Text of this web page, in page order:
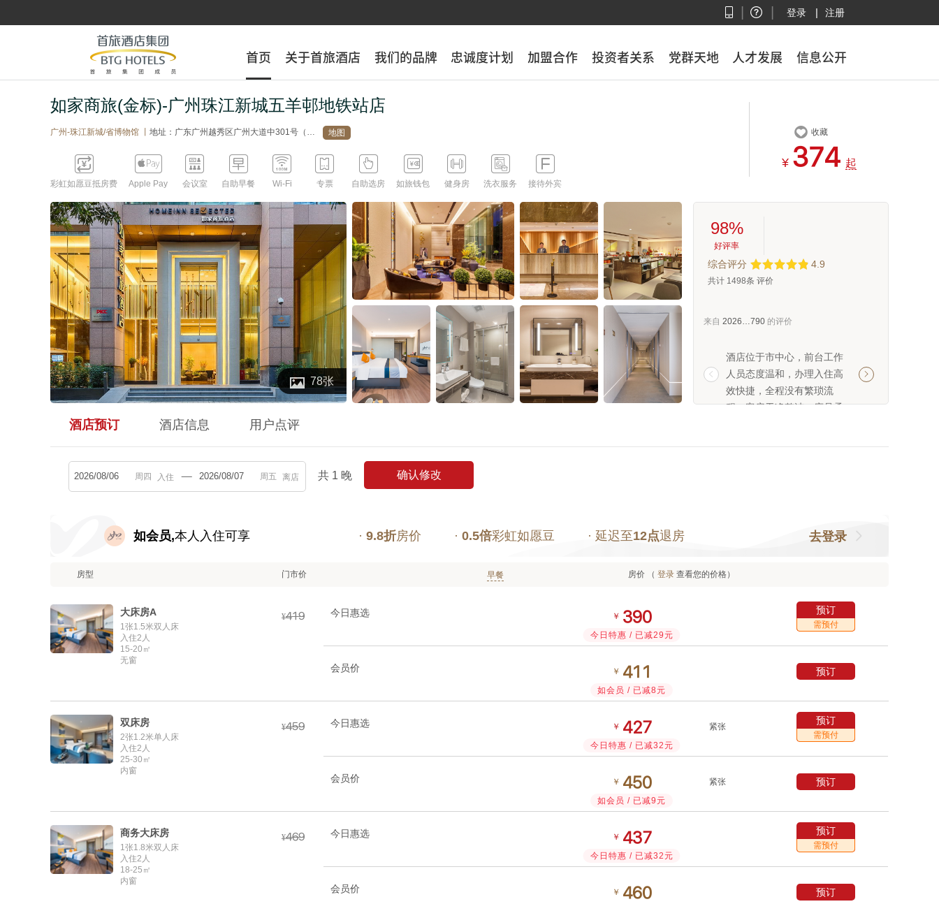
登录 | 注册
首页 关于首旅酒店 我们的品牌 忠诚度计划 加盟合作 投资者关系 党群天地 人才发展 信息公开
首页 关于首旅酒店 我们的品牌 忠诚度计划 加盟合作 投资者关系 党群天地 人才发展 信息公开
如家商旅(金标)-广州珠江新城五羊邨地铁站店
广州-珠江新城/省博物馆 丨 地址：广东广州越秀区广州大道中301号（地铁10号线杨箕东站C3出口50米） 地图

彩虹如愿豆抵房费

Apple Pay

会议室

自助早餐

Wi-Fi

专票

自助选房

如旅钱包

健身房

洗衣服务

接待外宾
 收藏
¥   起
 78张
98%
好评率
综合评分 4.9
共计 1498条 评价
来自 2026…790 的评价

酒店位于市中心，前台工作
人员态度温和，办理入住高
效快捷，全程没有繁琐流
程。客房干净整洁，床品柔
人员态度温和，办
程。客房干净整洁

酒店预订 酒店信息 用户点评
入住 离店 共 1 晚 确认修改
如会员,本人入住可享 · 9.8折房价 · 0.5倍彩虹如愿豆 · 延迟至12点退房 去登录
房型 门市价 早餐 房价 （ 登录 查看您的价格）
大床房A
1张1.5米双人床
入住2人
15-20㎡
无窗
¥ 今日惠选 ￥ 
今日特惠 / 已减29元
预订
需预付
会员价 ￥  
如会员 / 已减8元
预订
双床房
2张1.2米单人床
入住2人
25-30㎡
内窗
¥ 今日惠选 ￥ 
今日特惠 / 已减32元
紧张
预订
需预付
会员价 ￥ 
如会员 / 已减9元
紧张 预订
商务大床房
1张1.8米双人床
入住2人
18-25㎡
内窗
¥ 今日惠选 ￥ 
今日特惠 / 已减32元
预订
需预付
会员价 ￥  预订